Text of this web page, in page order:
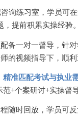
询练习室，学员可
，提前积累实操经验。
配备一对一督导，针
的视频指导下，顺利
精准匹配考试与执业
范+个案研讨+实操督
随时回放，学员可反